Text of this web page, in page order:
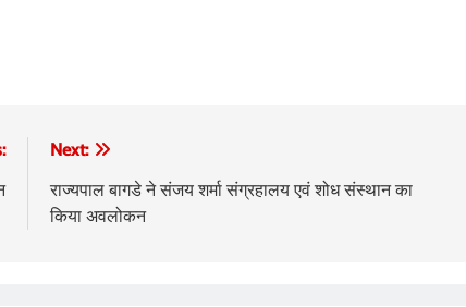
Next:
राज्यपाल बागडे ने संजय शर्मा संग्रहालय एवं शोध संस्थान का
किया अवलोकन